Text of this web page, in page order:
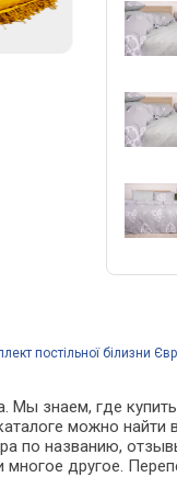
постільної білизни
знаем, где
каталоге можно
по названию,
многое другое.